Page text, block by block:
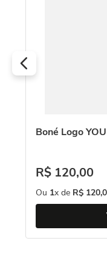
Boné Logo
R$ 120,00
Ou 1x de R$ 120,